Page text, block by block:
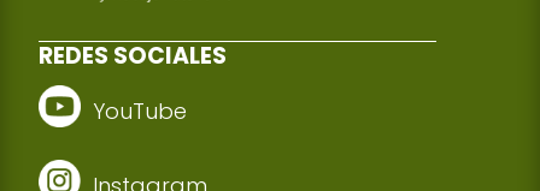
REDES SOCIALES
YouTube